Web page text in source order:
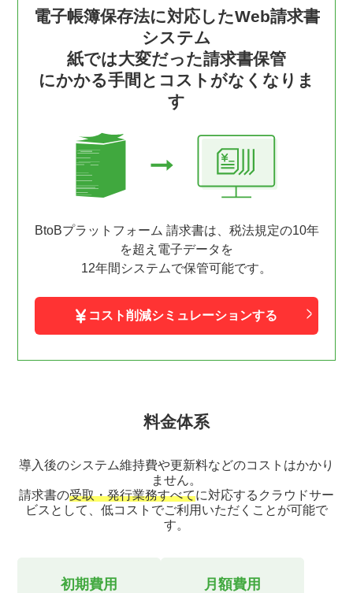
電子帳簿保存法に対応したWeb請求書
システム
紙では大変だった請求書保管
にかかる手間とコストがなくなりま
す
BtoBプラットフォーム 請求書は、税法規定の10年
を超え電子データを
12年間システムで保管可能です。
コスト削減シミュレーションする
料金体系
導入後のシステム維持費や更新料などのコストはかかり
ません。
請求書の受取・発行業務すべてに対応するクラウドサー
ビスとして、低コストでご利用いただくことが可能で
す。
初期費用 月額費用